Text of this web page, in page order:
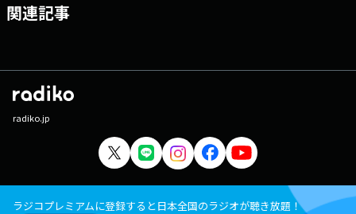
関連記事
radiko.jp
ラジコプレミアムに登録すると日本全国のラジオが聴き放題！